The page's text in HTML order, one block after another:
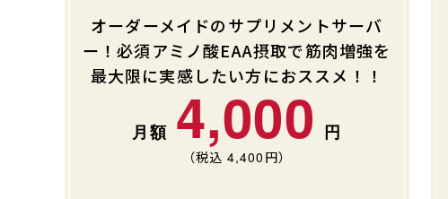
オーダーメイドのサプリメントサーバ
ー！必須アミノ酸EAA摂取で筋肉増強を
最大限に実感したい方におススメ！！
4,000
（税込 4,400 円）